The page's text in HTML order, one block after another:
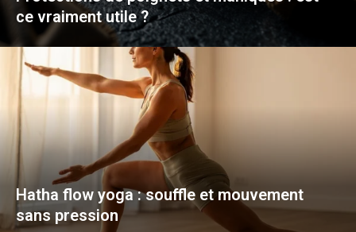
ce vraiment utile ?
Hatha flow yoga : souffle et mouvement
sans pression